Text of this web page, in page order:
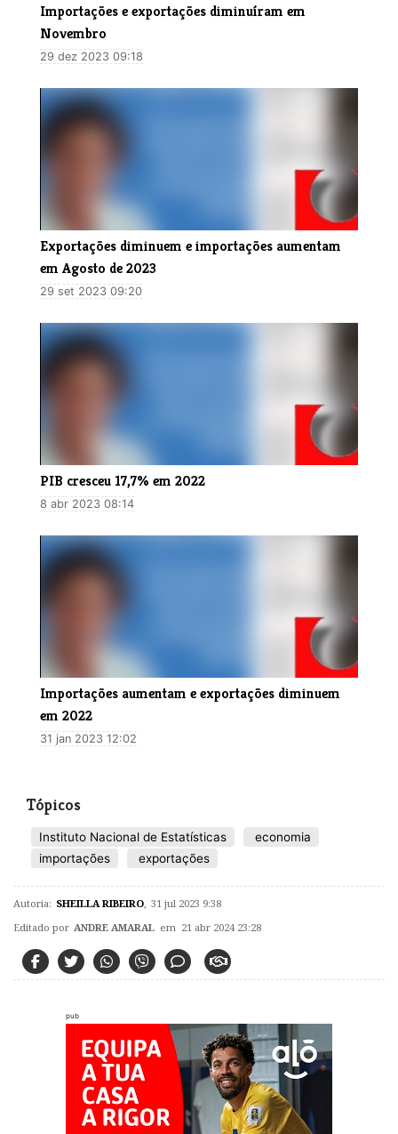
Importações e exportações diminuíram em
Novembro
29 dez 2023 09:18
Exportações diminuem e importações aumentam
em Agosto de 2023
29 set 2023 09:20
PIB cresceu 17,7% em 2022
8 abr 2023 08:14
Importações aumentam e exportações diminuem
em 2022
31 jan 2023 12:02
Tópicos
Instituto Nacional de Estatísticas
economia
importações
exportações
Autoria: SHEILLA RIBEIRO 31 jul 2023 9:38
Editado por ANDRE AMARAL em 21 abr 2024 23:28
pub